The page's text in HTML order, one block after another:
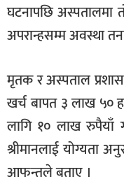
घटनापछि अस्पतालमा
अपरान्हसम्म अवस्था
मृतक र अस्पताल
खर्च बापत ३ लाख ५०
लागि १० लाख रुपैयाँ
श्रीमानलाई योग्यता
आफन्तले बताए ।